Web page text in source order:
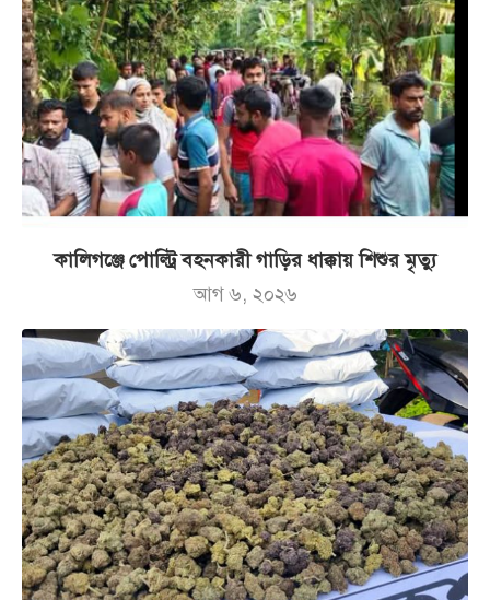
কালিগঞ্জে পোল্ট্রি বহনকারী গাড়ির ধাক্কায় শিশুর মৃত্যু
আগ ৬, ২০২৬